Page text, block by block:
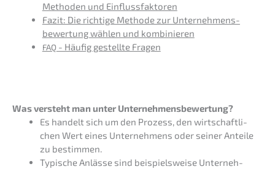
Metho­den und Einflussfaktoren
Fazit: Die richti­ge Metho­de zur Unter­neh­mens­
be­wer­tung wählen und kombinieren
FAQ - Häufig gestell­te Fragen
Was versteht man unter Unternehmensbewertung?
Es handelt sich um den Prozess, den wirtschaft­li­
chen Wert eines Unter­neh­mens oder seiner Antei­le
zu bestimmen.
Typische Anläs­se sind beispiels­wei­se Unter­neh­